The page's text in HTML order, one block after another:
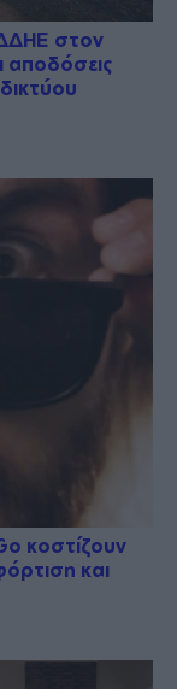
στον
αποδόσεις
κοστίζουν
και